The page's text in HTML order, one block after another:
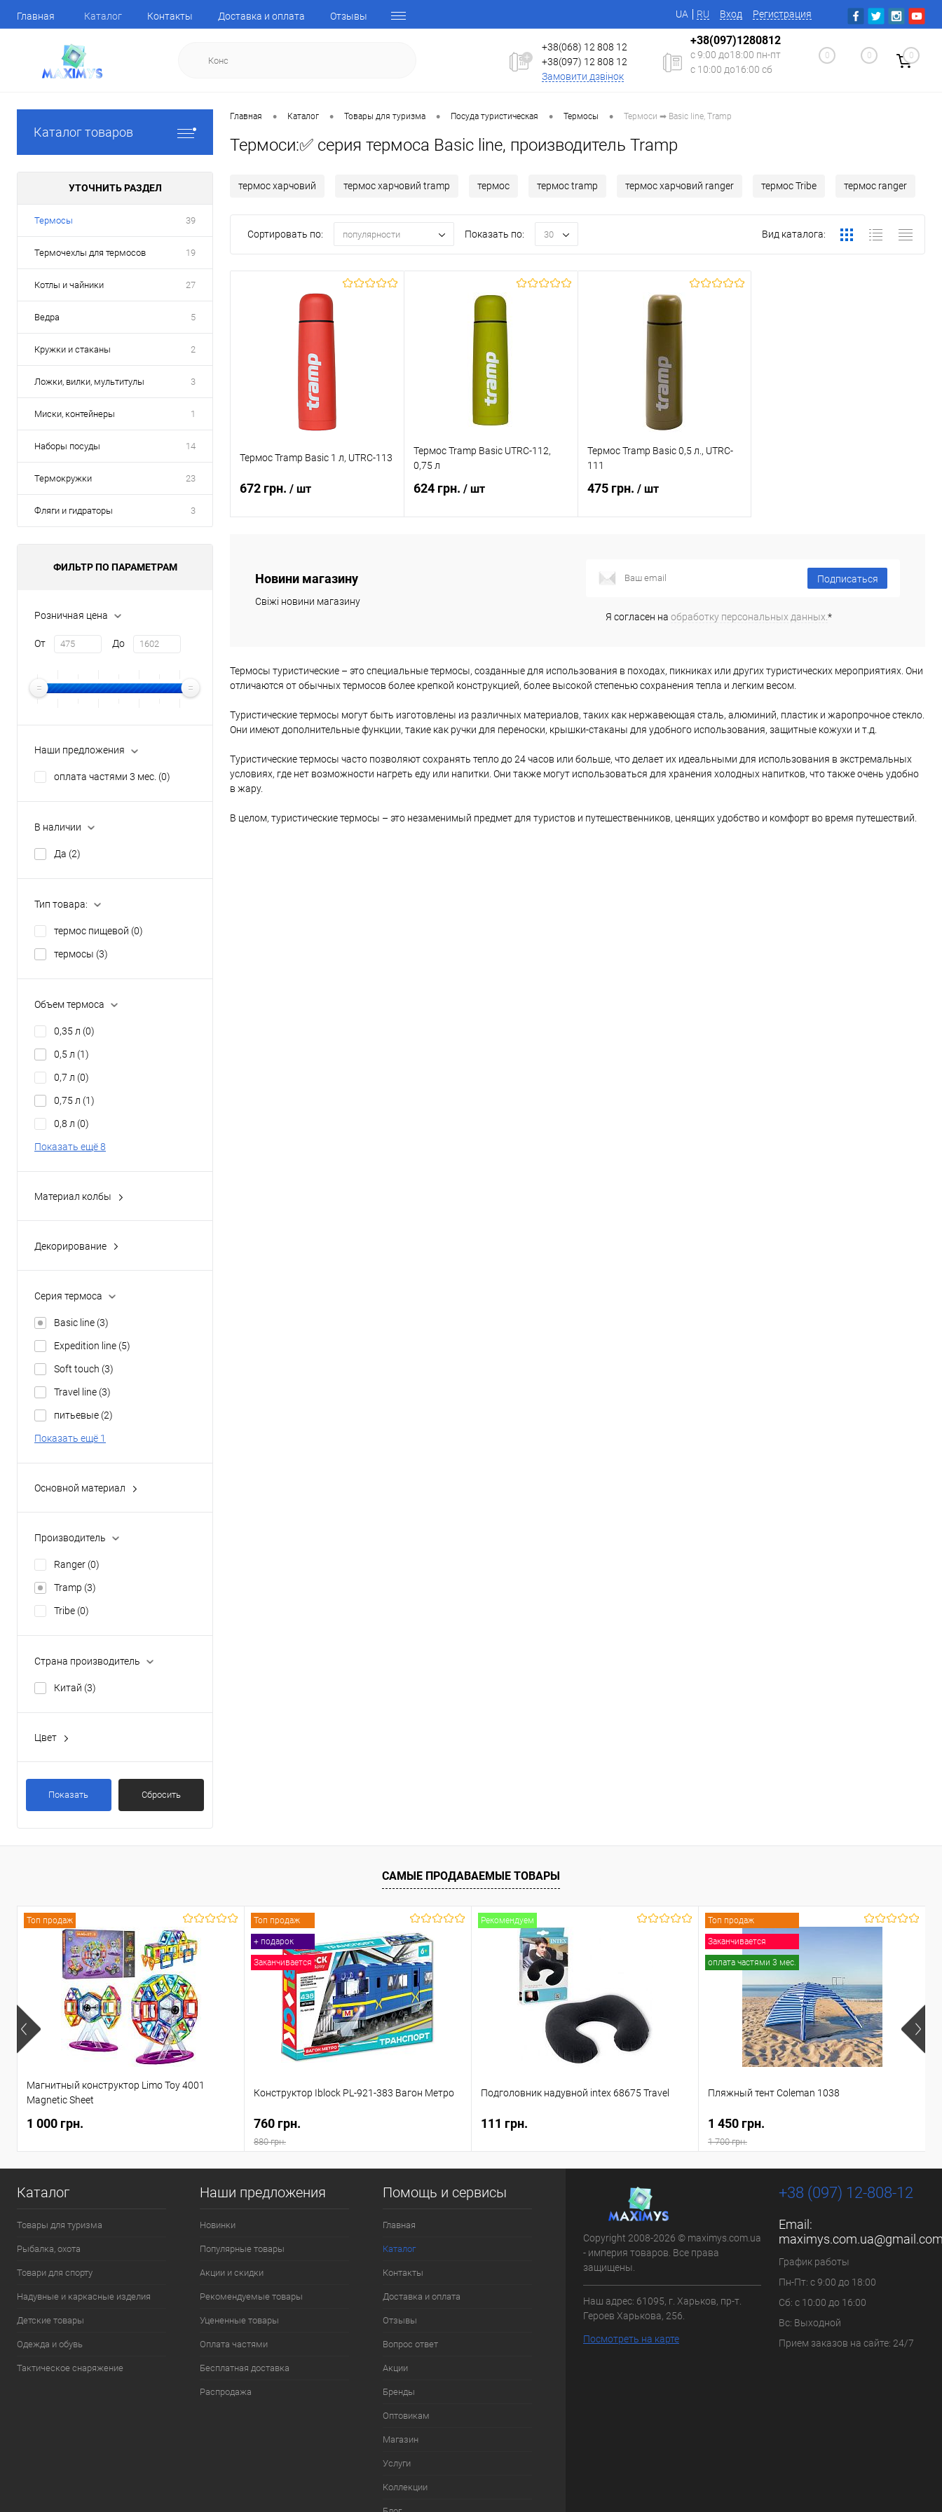
Главная Каталог Контакты Доставка и оплата Отзывы UA RU Вход Регистрация
+38(068) 12 808 12
+38(097) 12 808 12
Замовити дзвінок
+38(097)1280812
с 9:00 до18:00 пн-пт
с 10:00 до16:00 сб
0 0 0
Каталог товаров
УТОЧНИТЬ РАЗДЕЛ
Термосы 39
Термочехлы для термосов 19
Котлы и чайники 27
Ведра 5
Кружки и стаканы 2
Ложки, вилки, мультитулы 3
Миски, контейнеры 1
Наборы посуды 14
Термокружки 23
Фляги и гидраторы 3
ФИЛЬТР ПО ПАРАМЕТРАМ
Розничная цена
От До
Наши предложения
оплата частями 3 мес. (0)
В наличии
Да (2)
Тип товара:
термос пищевой (0)
термосы (3)
Объем термоса
0,35 л (0)
0,5 л (1)
0,7 л (0)
0,75 л (1)
0,8 л (0)
Показать ещё 8
Материал колбы
Декорирование
Серия термоса
Basic line (3)
Expedition line (5)
Soft touch (3)
Travel line (3)
питьевые (2)
Показать ещё 1
Основной материал
Производитель
Ranger (0)
Tramp (3)
Tribe (0)
Страна производитель
Китай (3)
Цвет
голубой
оливковый(0)
Показать Сбросить
Главная • Каталог • Товары для туризма • Посуда туристическая • Термосы • Термоси ➡ Basic line, Tramp
Термоси:✅ серия термоса Basic line, производитель Tramp
термос харчовий термос харчовий tramp термос термос tramp термос харчовий ranger термос Tribe термос ranger
Сортировать по: популярности Показать по: 30 Вид каталога:
Термос Tramp Basic 1 л, UTRC-113
672 грн. / шт
Купить в 1 клик Сравнение
В избранное В наличии
Термос Tramp Basic UTRC-112,
0,75 л
624 грн. / шт
Термос Tramp Basic 0,5 л., UTRC-
111
475 грн. / шт
Купить в 1 клик
Новини магазину
Свіжі новини магазину
Подписаться
Я согласен на обработку персональных данных. *
Термосы туристические – это специальные термосы, созданные для использования в походах, пикниках или других туристических мероприятиях. Они
отличаются от обычных термосов более крепкой конструкцией, более высокой степенью сохранения тепла и легким весом.
Туристические термосы могут быть изготовлены из различных материалов, таких как нержавеющая сталь, алюминий, пластик и жаропрочное стекло.
Они имеют дополнительные функции, такие как ручки для переноски, крышки-стаканы для удобного использования, защитные кожухи и т.д.
Туристические термосы часто позволяют сохранять тепло до 24 часов или больше, что делает их идеальными для использования в экстремальных
условиях, где нет возможности нагреть еду или напитки. Они также могут использоваться для хранения холодных напитков, что также очень удобно
в жару.
В целом, туристические термосы – это незаменимый предмет для туристов и путешественников, ценящих удобство и комфорт во время путешествий.
САМЫЕ ПРОДАВАЕМЫЕ ТОВАРЫ
Топ продаж
Магнитный конструктор Limo Toy 4001
Magnetic Sheet
1 000 грн.
Топ продаж
+ подарок
Заканчивается
Конструктор Iblock PL-921-383 Вагон Метро
760 грн.
880 грн.
Рекомендуем
Подголовник надувной intex 68675 Travel
111 грн.
Топ продаж
Заканчивается
оплата частями 3 мес.
Пляжный тент Coleman 1038
1 450 грн.
1 700 грн.
Каталог
Товары для туризма
Рыбалка, охота
Товари для спорту
Надувные и каркасные изделия
Детские товары
Одежда и обувь
Тактическое снаряжение
Наши предложения
Новинки
Популярные товары
Акции и скидки
Рекомендуемые товары
Уцененные товары
Оплата частями
Бесплатная доставка
Распродажа
Помощь и сервисы
Главная
Каталог
Контакты
Доставка и оплата
Отзывы
Вопрос ответ
Акции
Бренды
Оптовикам
Магазин
Услуги
Коллекции
Copyright 2008-2026 © maximys.com.ua
- империя товаров. Все права
защищены.
Наш адрес: 61095, г. Харьков, пр-т.
Героев Харькова, 256.
Посмотреть на карте
+38 (097) 12-808-12
Email:
График работы
Пн-Пт: с 9:00 до 18:00
Сб: с 10:00 до 16:00
Вс: Выходной
Прием заказов на сайте: 24/7